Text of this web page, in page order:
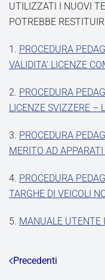
UTILIZZATI I NUOVI
POTREBBE
1. PROCEDURA
VALIDITA’ LICENZE
2. PROCEDURA
LICENZE SVIZZERE –
3. PROCEDURA
MERITO AD
4. PROCEDURA
TARGHE DI VEICOLI
5. MANUALE UTENTE
Precedenti